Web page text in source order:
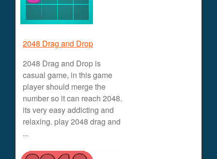
2048 Drag and Drop
2048 Drag and Drop is
casual game, in this game
player should merge the
number so it can reach 2048.
its very easy addicting and
relaxing. play 2048 drag and
...